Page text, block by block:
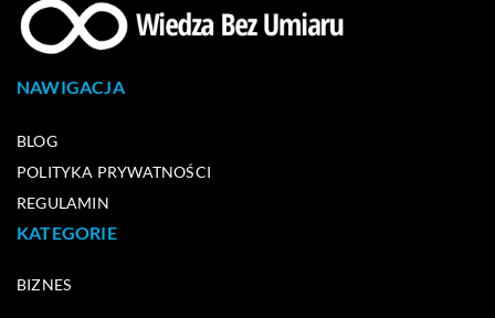
NAWIGACJA
BLOG
POLITYKA PRYWATNOŚCI
REGULAMIN
KATEGORIE
BIZNES